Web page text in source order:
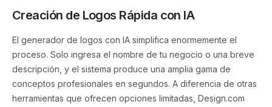
Creación de Logos Rápida con IA
El generador de logos con IA simplifica enormemente el
proceso. Solo ingresa el nombre de tu negocio o una breve
descripción, y el sistema produce una amplia gama de
conceptos profesionales en segundos. A diferencia de otras
herramientas que ofrecen opciones limitadas, Design.com